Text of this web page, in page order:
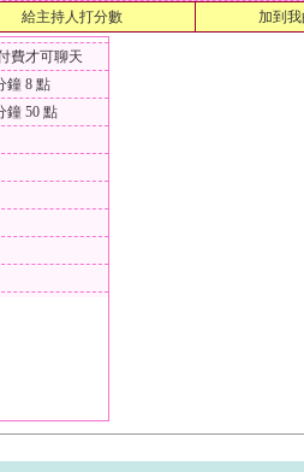
給主持人打分數 加到
費才可聊天
鐘 8 點
鐘 50 點